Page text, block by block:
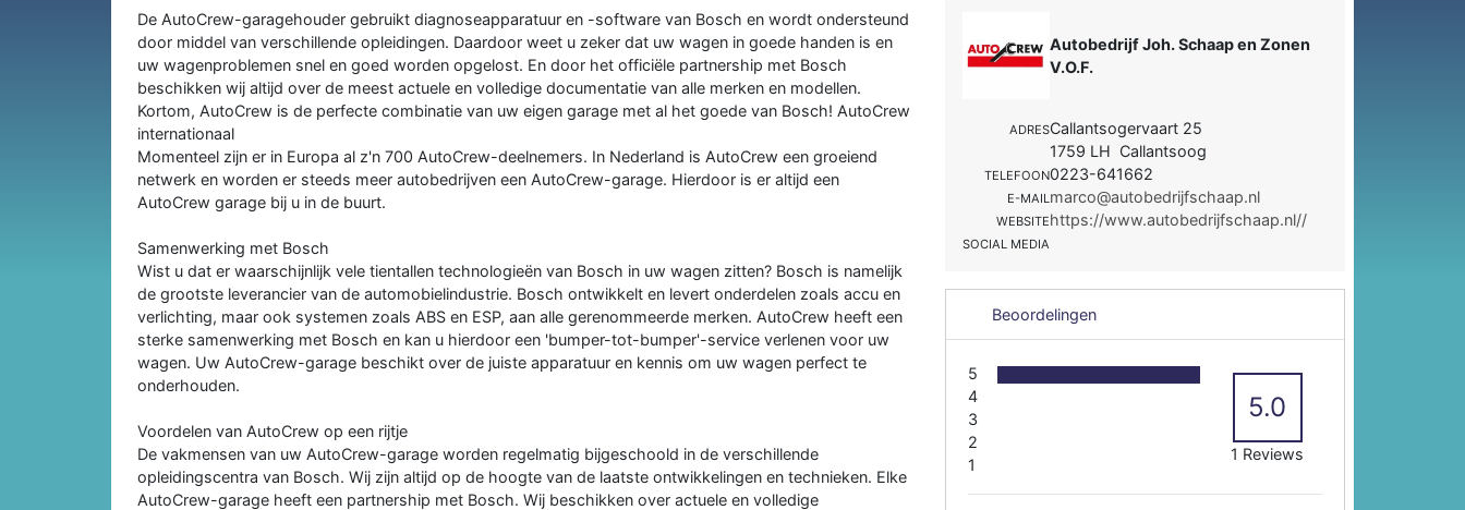
De AutoCrew-garagehouder gebruikt diagnoseapparatuur en -software van Bosch en wordt ondersteund
door middel van verschillende opleidingen. Daardoor weet u zeker dat uw wagen in goede handen is en
uw wagenproblemen snel en goed worden opgelost. En door het officiële partnership met Bosch
beschikken wij altijd over de meest actuele en volledige documentatie van alle merken en modellen.
Kortom, AutoCrew is de perfecte combinatie van uw eigen garage met al het goede van Bosch! AutoCrew
internationaal
Momenteel zijn er in Europa al z'n 700 AutoCrew-deelnemers. In Nederland is AutoCrew een groeiend
netwerk en worden er steeds meer autobedrijven een AutoCrew-garage. Hierdoor is er altijd een
AutoCrew garage bij u in de buurt.
Samenwerking met Bosch
Wist u dat er waarschijnlijk vele tientallen technologieën van Bosch in uw wagen zitten? Bosch is namelijk
de grootste leverancier van de automobielindustrie. Bosch ontwikkelt en levert onderdelen zoals accu en
verlichting, maar ook systemen zoals ABS en ESP, aan alle gerenommeerde merken. AutoCrew heeft een
sterke samenwerking met Bosch en kan u hierdoor een 'bumper-tot-bumper'-service verlenen voor uw
wagen. Uw AutoCrew-garage beschikt over de juiste apparatuur en kennis om uw wagen perfect te
onderhouden.
Voordelen van AutoCrew op een rijtje
De vakmensen van uw AutoCrew-garage worden regelmatig bijgeschoold in de verschillende
opleidingscentra van Bosch. Wij zijn altijd op de hoogte van de laatste ontwikkelingen en technieken. Elke
AutoCrew-garage heeft een partnership met Bosch. Wij beschikken over actuele en volledige
Autobedrijf Joh. Schaap en Zonen
V.O.F.
ADRESCallantsogervaart 25
1759 LH Callantsoog
TELEFOON0223-641662
E-MAILmarco@autobedrijfschaap.nl
WEBSITEhttps://www.autobedrijfschaap.nl//
SOCIAL MEDIA
Beoordelingen
5
4
3
2
1
5.0
1 Reviews